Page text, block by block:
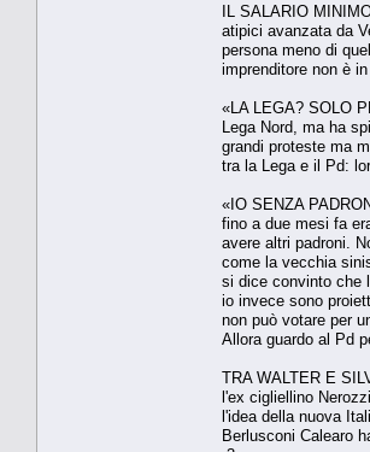
IL SALARIO
atipici avanzata da
persona meno di
imprenditore non è
«LA LEGA? SOLO
Lega Nord, ma ha
grandi proteste ma
tra la Lega e il Pd:
«IO SENZA
fino a due mesi fa
avere altri padroni.
come la vecchia
si dice convinto che
io invece sono
non può votare per
Allora guardo al Pd
TRA WALTER E
l'ex cigliellino
l'idea della nuova
Berlusconi Calearo